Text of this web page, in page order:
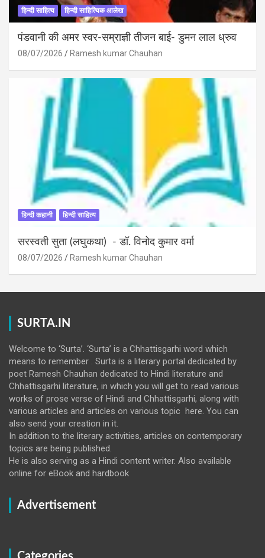
हिन्दी साहित्य हिन्दी साहित्यिक आलेख
पंडवानी की अमर स्वर-सम्राज्ञी तीजन बाई- डुमन लाल ध्रुव
08/07/2026 Ramesh kumar Chauhan
हिन्दी कहानी हिन्दी साहित्य
सरस्वती सुता (लघुकथा) ​- डॉ. विनोद कुमार वर्मा
08/07/2026 Ramesh kumar Chauhan
SURTA.IN
Welcome to ‘Surta’. ‘Surta’ is a Chhattisgarhi word which
means to remember . Surta is a literary portal dedicated by
poet Ramesh Chauhan dedicated to Hindi literature and
Chhattisgarhi literature, in which you will get to read various
works of prose verse of Hindi and Chhattisgarhi, along with
various articles and articles on various topic here. You can
also send your creation in it.
In addition to the literary activities, articles on contemporary
topics are being published.
He is also serving as a Hindi content writer. Also available
online for eBook and hardbook
Advertisement